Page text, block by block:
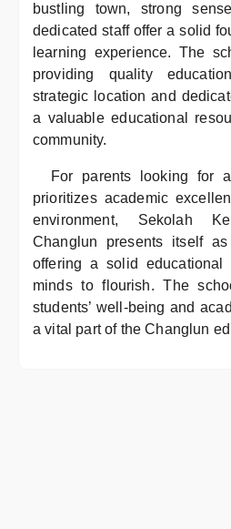
bustling town, strong
dedicated staff offer a solid
learning experience. The
providing quality
strategic location and
a valuable educational
community.
For parents looking for
prioritizes academic
environment, Sekolah
Changlun presents itself
offering a solid educational
minds to flourish. The
students’ well-being and
a vital part of the Changlun